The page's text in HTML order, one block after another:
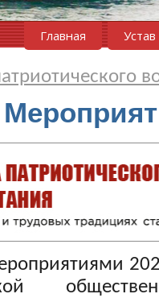
Главная Устав